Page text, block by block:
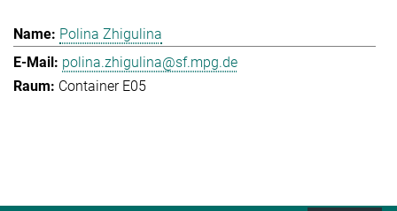
Polina Zhigulina
polina.zhigulina@sf.mpg.de
Container E05